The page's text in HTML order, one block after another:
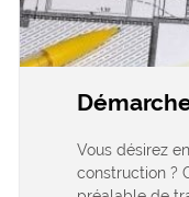
Vous désirez
construction ?